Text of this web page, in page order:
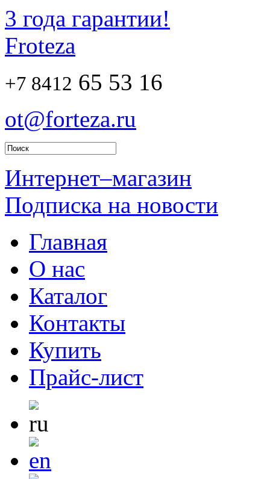
3 года гарантии!
Froteza
+7 8412 65 53 16
ot@forteza.ru
Интернет–магазин
Подписка на новости
Главная
О нас
Каталог
Контакты
Купить
Прайс-лист